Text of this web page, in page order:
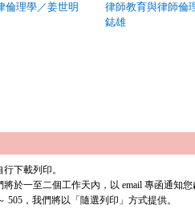
倫理學／姜世明
律師教育與律師倫
鋕雄
下載列印。
於一至二個工作天內，以 email 專函通知您
505，我們將以「隨選列印」方式提供。